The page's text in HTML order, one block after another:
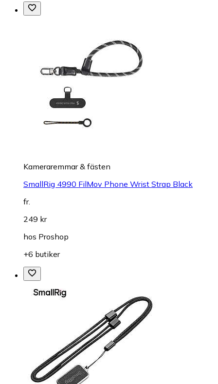
Kameraremmar & fästen
SmallRig 4990 FilMov Phone Wrist Strap Black
fr.
249 kr
hos Proshop
+6 butiker